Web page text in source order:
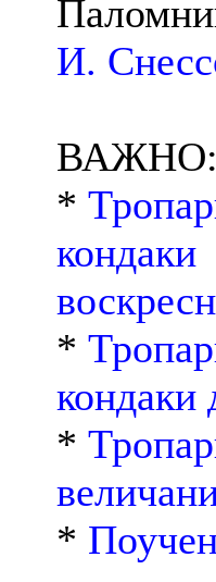
И.
ВАЖНО:
*
кондаки
*
кондаки
*
*